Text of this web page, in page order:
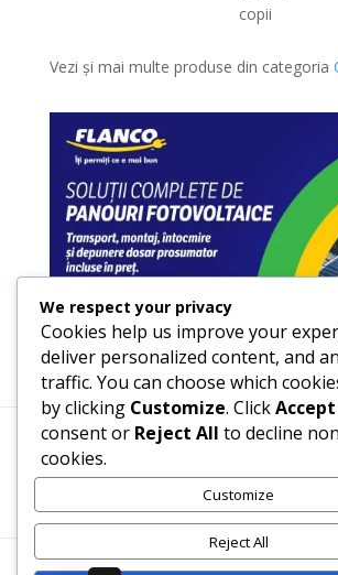
copii
Vezi și mai multe produse din categoria
Termeni, Condiții & Protecția Datelor
We respect your privacy
Cookies help us improve your
deliver personalized content, and
traffic. You can choose which
by clicking Customize. Click
consent or Reject All to decline
cookies.
Customize
Reject All